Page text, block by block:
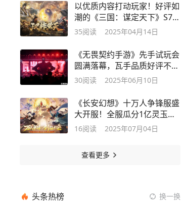
以优质内容打动玩家！好评如
潮的《三国：谋定天下》S7赛
季已上线
35阅读 2025年04月14日
《无畏契约手游》先手试玩会
圆满落幕，瓦手品质好评不
断！
30阅读 2025年06月10日
《长安幻想》十万人争锋服盛
大开服！全服瓜分1亿灵玉，
热血开战
16阅读 2025年07月04日
查看更多
头条热榜 换一换